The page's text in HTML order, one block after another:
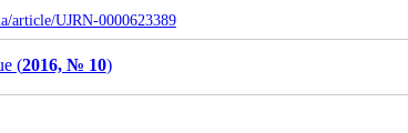
article/UJRN-0000623389
(2016, № 10)